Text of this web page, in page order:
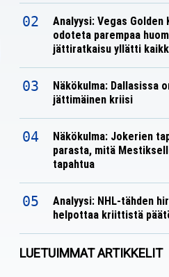
Analyysi: Vegas
odoteta parempaa
jättiratkaisu yllätti
Näkökulma: Dallasissa
jättimäinen kriisi
Näkökulma: Jokerien
parasta, mitä
tapahtua
Analyysi: NHL-tähden
helpottaa kriittistä
LUETUIMMAT ARTIKKELIT